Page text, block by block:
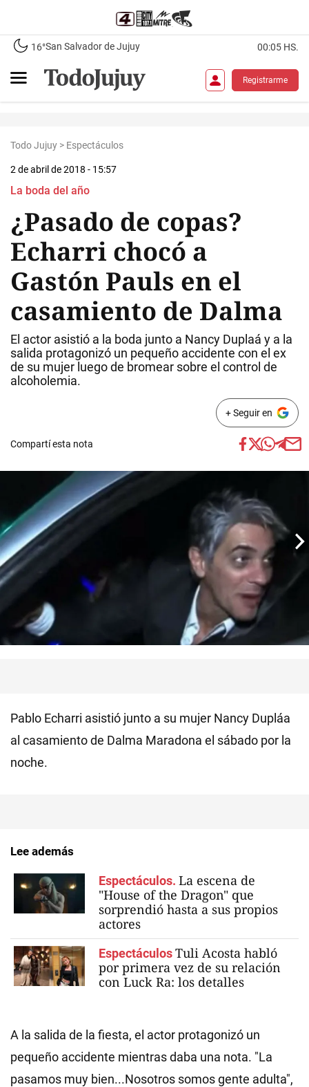
16°San Salvador de Jujuy 00:05 HS.
Registrarme
Todo Jujuy > Espectáculos
2 de abril de 2018 - 15:57
La boda del año
¿Pasado de copas?
Echarri chocó a
Gastón Pauls en el
casamiento de Dalma
El actor asistió a la boda junto a Nancy Duplaá y a la
salida protagonizó un pequeño accidente con el ex
de su mujer luego de bromear sobre el control de
alcoholemia.
+ Seguir en
Compartí esta nota
Pablo Echarri asistió junto a su mujer Nancy Dupláa
al casamiento de Dalma Maradona el sábado por la
noche.
Lee además
Espectáculos. La escena de
"House of the Dragon" que
sorprendió hasta a sus propios
actores
EspectáculosTuli Acosta habló
por primera vez de su relación
con Luck Ra: los detalles
A la salida de la fiesta, el actor protagonizó un
pequeño accidente mientras daba una nota. "La
pasamos muy bien...Nosotros somos gente adulta",